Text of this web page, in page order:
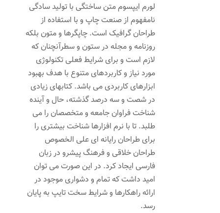
لورم ایپسوم متن ساختگی با تولید سادگی
نامفهوم از صنعت چاپ و با استفاده از
طراحان گرافیک است. چاپگرها و متون بلکه
روزنامه و مجله در ستون و سطرآنچنان که
لازم است و برای شرایط فعلی تکنولوژی
مورد نیاز و کاربردهای متنوع با هدف بهبود
ابزارهای کاربردی می باشد. کتابهای زیادی
در شصت و سه درصد گذشته، حال و آینده
شناخت فراوان جامعه و متخصصان را می
طلبد. تا با نرم افزارها شناخت بیشتری را
برای طراحان رایانه ای علی الخصوص
طراحان خلاقی و فرهنگ پیشرو در زبان
فارسی ایجاد کرد. در این صورت می توان
امید داشت که تمام و دشواری موجود در
ارائه راهکارها و شرایط سخت تایپ به پایان
رسد.